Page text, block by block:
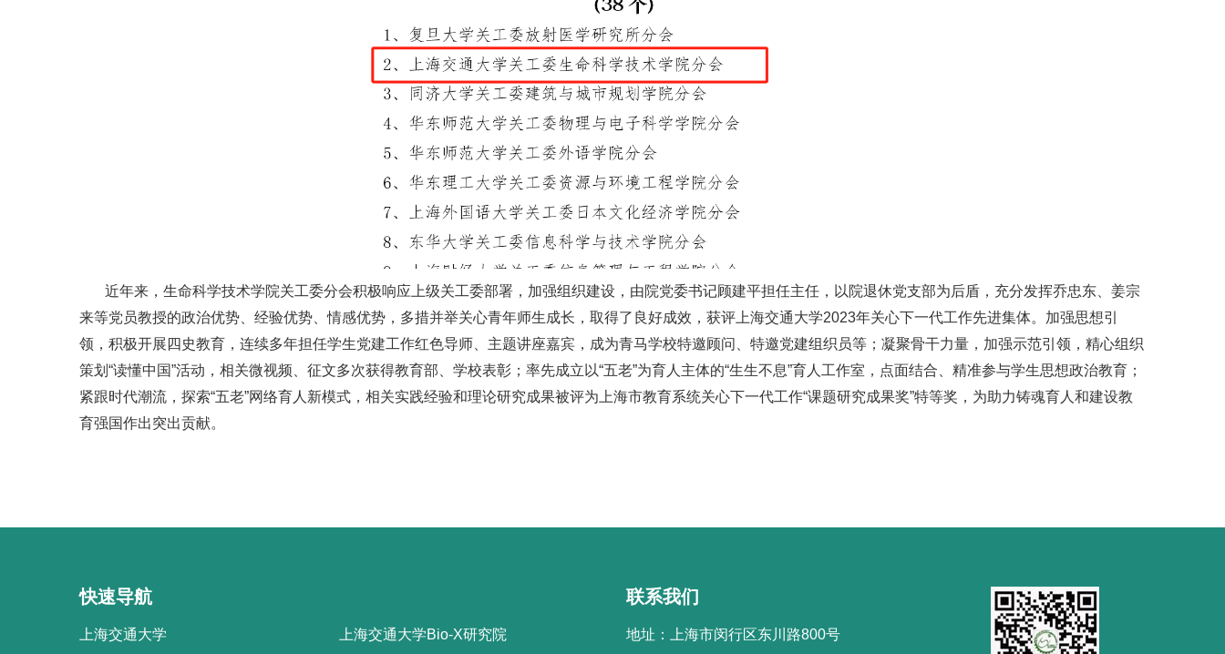
近年来，生命科学技术学院关工委分会积极响应上级关工委部署，加强组织建设，由院党委书记顾建平担任主任，以院退休党支部为后盾，充分发挥乔忠东、姜宗
来等党员教授的政治优势、经验优势、情感优势，多措并举关心青年师生成长，取得了良好成效，获评上海交通大学2023年关心下一代工作先进集体。加强思想引
领，积极开展四史教育，连续多年担任学生党建工作红色导师、主题讲座嘉宾，成为青马学校特邀顾问、特邀党建组织员等；凝聚骨干力量，加强示范引领，精心组织
策划“读懂中国”活动，相关微视频、征文多次获得教育部、学校表彰；率先成立以“五老”为育人主体的“生生不息”育人工作室，点面结合、精准参与学生思想政治教育；
紧跟时代潮流，探索“五老”网络育人新模式，相关实践经验和理论研究成果被评为上海市教育系统关心下一代工作“课题研究成果奖”特等奖，为助力铸魂育人和建设教
育强国作出突出贡献。
快速导航
上海交通大学 上海交通大学Bio-X研究院
联系我们
地址：上海市闵行区东川路800号